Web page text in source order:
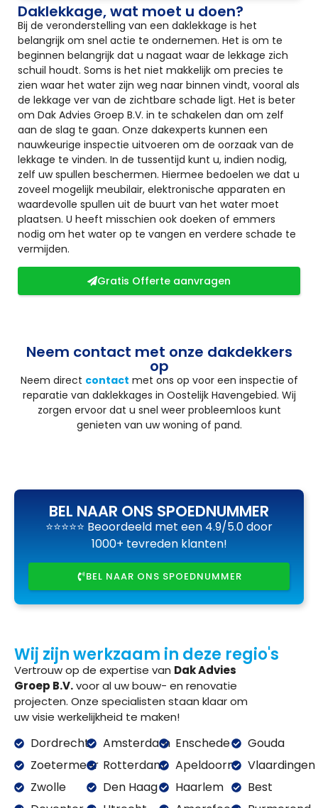
Daklekkage, wat moet u doen?
Bij de veronderstelling van een daklekkage is het
belangrijk om snel actie te ondernemen. Het is om te
beginnen belangrijk dat u nagaat waar de lekkage zich
schuil houdt. Soms is het niet makkelijk om precies te
zien waar het water zijn weg naar binnen vindt, vooral als
de lekkage ver van de zichtbare schade ligt. Het is beter
om Dak Advies Groep B.V. in te schakelen dan om zelf
aan de slag te gaan. Onze dakexperts kunnen een
nauwkeurige inspectie uitvoeren om de oorzaak van de
lekkage te vinden. In de tussentijd kunt u, indien nodig,
zelf uw spullen beschermen. Hiermee bedoelen we dat u
zoveel mogelijk meubilair, elektronische apparaten en
waardevolle spullen uit de buurt van het water moet
plaatsen. U heeft misschien ook doeken of emmers
nodig om het water op te vangen en verdere schade te
vermijden.
Gratis Offerte aanvragen
Neem contact met onze dakdekkers
op
Neem direct contact met ons op voor een inspectie of
reparatie van daklekkages in Oostelijk Havengebied. Wij
zorgen ervoor dat u snel weer probleemloos kunt
genieten van uw woning of pand.
BEL NAAR ONS SPOEDNUMMER
⭐⭐⭐⭐⭐ Beoordeeld met een 4.9/5.0 door
1000+ tevreden klanten!
BEL NAAR ONS SPOEDNUMMER
Wij zijn werkzaam in deze regio's
Vertrouw op de expertise van Dak Advies
Groep B.V.voor al uw bouw- en renovatie
projecten. Onze specialisten staan klaar om
uw visie werkelijkheid te maken!
Dordrecht
Zoetermeer
Zwolle
Amsterdam
Rotterdam
Den Haag
Enschede
Apeldoorn
Haarlem
Gouda
Vlaardingen
Best